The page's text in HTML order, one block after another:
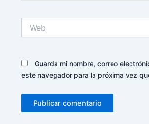
Guarda mi nombre, correo
este navegador para la próxima vez